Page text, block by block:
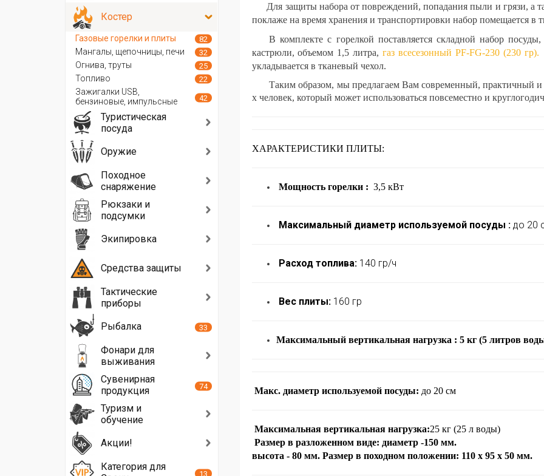
Для защиты набора от повреждений, попадания пыли и грязи, а
поклаже на время хранения и транспортировки набор помещается в
В комплекте с горелкой поставляется складной набор
кастрюли, объемом 1,5 литра,газ всесезонный PF-FG-230 (230 гр).
укладывается в тканевый чехол.
Таким образом, мы предлагаем Вам современный, практичный и
х человек, который может использоваться повсеместно и
ХАРАКТЕРИСТИКИ ПЛИТЫ:
Мощность горелки : 3,5 кВт
Максимальный диаметр используемой посуды : до 20
Расход топлива: 140 гр/ч
Вес плиты: 160 гр
Максимальный вертикальная нагрузка : 5 кг (5 литров
Макс. диаметр используемой посуды: до 20 см
Максимальная вертикальная нагрузка:25 кг (25 л воды)
Размер в разложенном виде: диаметр -150 мм.
высота - 80 мм. Размер в походном положении: 110 х 95 х 50 мм.
Костер
Газовые горелки и плиты 82
Мангалы, щепочницы, печи 32
Огнива, труты 25
Топливо 22
Зажигалки USB,
бензиновые, импульсные
42
Туристическая
посуда
Оружие
Походное
снаряжение
Рюкзаки и
подсумки
Экипировка
Средства защиты
Тактические
приборы
Рыбалка
33
Фонари для
выживания
Сувенирная
продукция
74
Туризм и
обучение
Акции!
Категория для
13